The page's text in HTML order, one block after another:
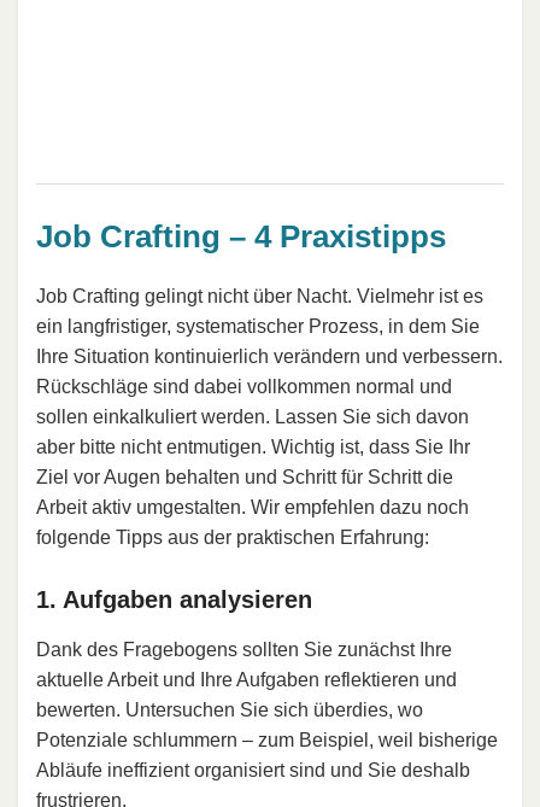
Job Crafting – 4 Praxistipps
Job Crafting gelingt nicht über Nacht. Vielmehr ist es
ein langfristiger, systematischer Prozess, in dem Sie
Ihre Situation kontinuierlich verändern und verbessern.
Rückschläge sind dabei vollkommen normal und
sollen einkalkuliert werden. Lassen Sie sich davon
aber bitte nicht entmutigen. Wichtig ist, dass Sie Ihr
Ziel vor Augen behalten und Schritt für Schritt die
Arbeit aktiv umgestalten. Wir empfehlen dazu noch
folgende Tipps aus der praktischen Erfahrung:
1. Aufgaben analysieren
Dank des Fragebogens sollten Sie zunächst Ihre
aktuelle Arbeit und Ihre Aufgaben reflektieren und
bewerten. Untersuchen Sie sich überdies, wo
Potenziale schlummern – zum Beispiel, weil bisherige
Abläufe ineffizient organisiert sind und Sie deshalb
frustrieren.